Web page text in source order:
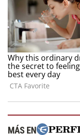
MÁS EN